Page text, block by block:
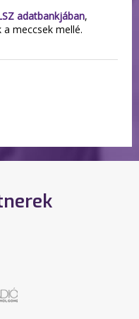
adatbankjában,
meccsek mellé.